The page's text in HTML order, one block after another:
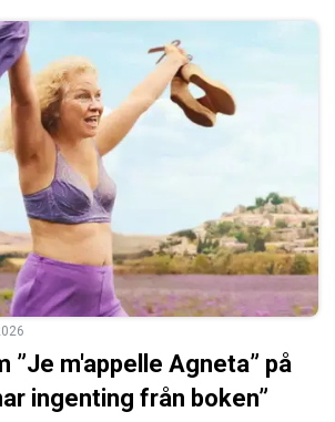
”Je m'appelle Agneta” på
ingenting från boken”